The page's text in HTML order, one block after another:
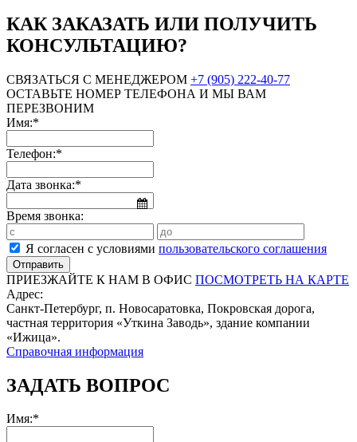
КАК ЗАКАЗАТЬ ИЛИ ПОЛУЧИТЬ
КОНСУЛЬТАЦИЮ?
СВЯЗАТЬСЯ С МЕНЕДЖЕРОМ +7 (905) 222-40-77
ОСТАВЬТЕ НОМЕР ТЕЛЕФОНА И МЫ ВАМ
ПЕРЕЗВОНИМ
Имя:*
Телефон:*
Дата звонка:*
Время звонка:
Я согласен с условиями пользовательского соглашения
ПРИЕЗЖАЙТЕ К НАМ В ОФИС ПОСМОТРЕТЬ НА КАРТЕ
Адрес:
Санкт-Петербург, п. Новосаратовка, Покровская дорога,
частная территория «Уткина Заводь», здание компании
«Ижица».
Справочная информация
ЗАДАТЬ ВОПРОС
Имя:*